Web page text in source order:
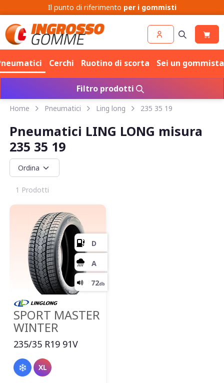
Cerchi Pneumatici
Cerchi Ruotino di scorta Sei un
Filtro prodotti
Home Pneumatici Ling long 235 35 19
Pneumatici LING LONG misura
235 35 19
1 Prodotti
SPORT MASTER
WINTER
235/35 R19 91V
XL